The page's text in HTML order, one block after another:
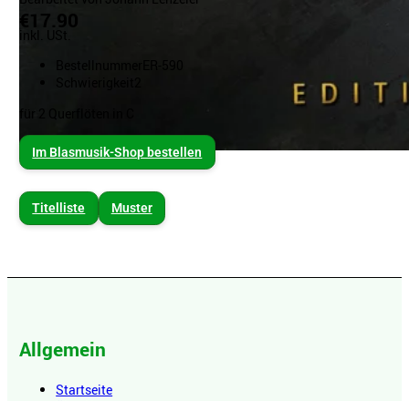
€17.90
inkl. USt.
Im Blasmusik-Shop bestellen
Titelliste Muster
Allgemein
Startseite